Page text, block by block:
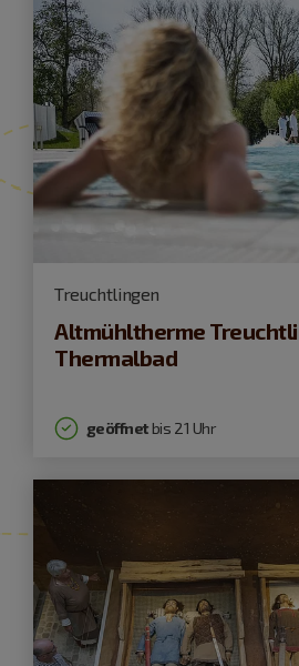
Treuchtlingen
Altmühltherme
Thermalbad
geöffnetbis 21 Uhr